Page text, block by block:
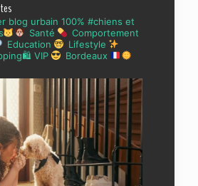
blog urbain 100% #chiens et
Santé
Comportement
Education
Lifestyle
VIP
Bordeaux